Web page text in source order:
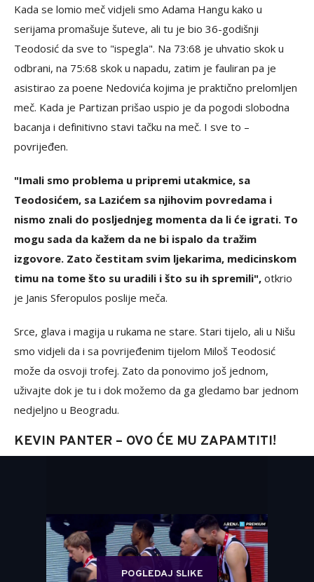
Kada se lomio meč vidjeli smo Adama Hangu kako u
serijama promašuje šuteve, ali tu je bio 36-godišnji
Teodosić da sve to "ispegla". Na 73:68 je uhvatio skok u
odbrani, na 75:68 skok u napadu, zatim je fauliran pa je
asistirao za poene Nedovića kojima je praktično prelomljen
meč. Kada je Partizan prišao uspio je da pogodi slobodna
bacanja i definitivno stavi tačku na meč. I sve to –
povrijeđen.
"Imali smo problema u pripremi utakmice, sa
Teodosićem, sa Lazićem sa njihovim povredama i
nismo znali do posljednjeg momenta da li će igrati. To
mogu sada da kažem da ne bi ispalo da tražim
izgovore. Zato čestitam svim ljekarima, medicinskom
timu na tome što su uradili i što su ih spremili", otkrio
je Janis Sferopulos poslije meča.
Srce, glava i magija u rukama ne stare. Stari tijelo, ali u Nišu
smo vidjeli da i sa povrijeđenim tijelom Miloš Teodosić
može da osvoji trofej. Zato da ponovimo još jednom,
uživajte dok je tu i dok možemo da ga gledamo bar jednom
nedjeljno u Beogradu.
KEVIN PANTER – OVO ĆE MU ZAPAMTITI!
POGLEDAJ SLIKE